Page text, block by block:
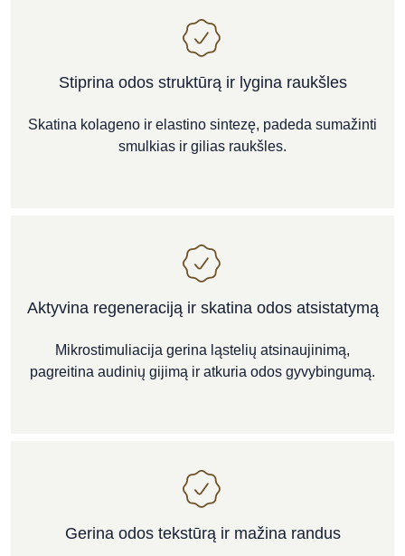
Stiprina odos struktūrą ir lygina raukšles
Skatina kolageno ir elastino sintezę, padeda sumažinti
smulkias ir gilias raukšles.
Aktyvina regeneraciją ir skatina odos atsistatymą
Mikrostimuliacija gerina ląstelių atsinaujinimą,
pagreitina audinių gijimą ir atkuria odos gyvybingumą.
Gerina odos tekstūrą ir mažina randus